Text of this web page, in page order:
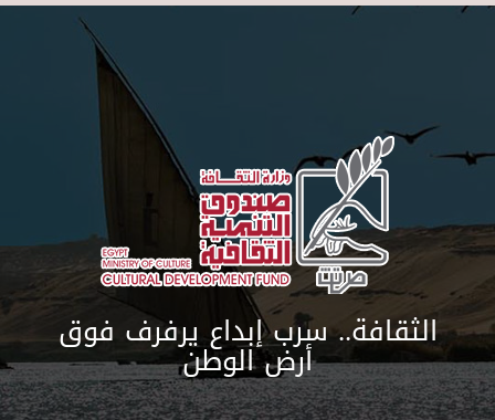
Skip to main content
الثقافة.. سرب إبداع يرفرف فوق
أرض الوطن